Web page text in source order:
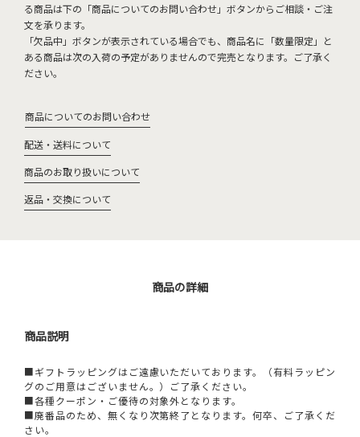
る商品は下の「商品についてのお問い合わせ」ボタンからご相談・ご注
文を承ります。
「欠品中」ボタンが表示されている場合でも、商品名に「数量限定」と
ある商品は次の入荷の予定がありませんので完売となります。ご了承く
ださい。
商品についてのお問い合わせ
配送・送料について
商品のお取り扱いについて
返品・交換について
商品の詳細
商品説明
■ギフトラッピングはご遠慮いただいております。（有料ラッピン
グのご用意はございません。）ご了承ください。
■各種クーポン・ご優待の対象外となります。
■廃番品のため、無くなり次第終了となります。何卒、ご了承くだ
さい。